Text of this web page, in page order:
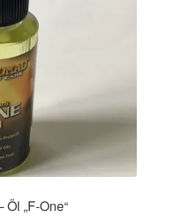
Öl „F-One“